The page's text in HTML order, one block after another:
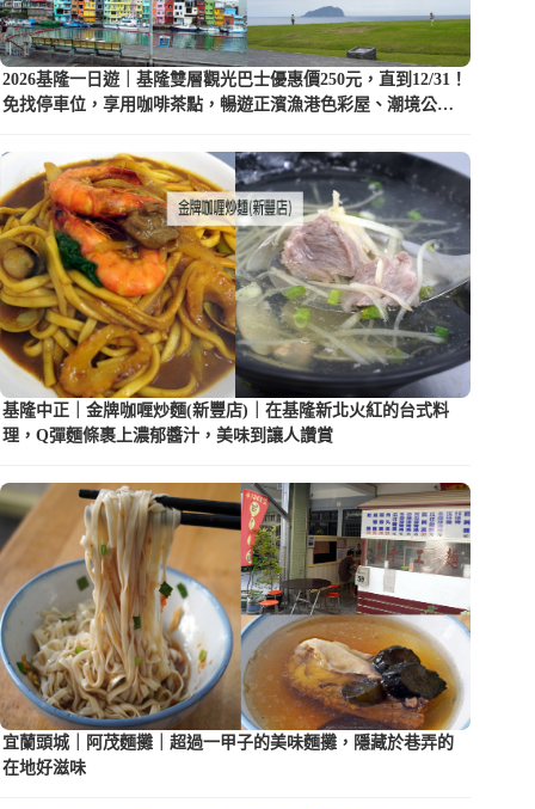
2026基隆一日遊｜基隆雙層觀光巴士優惠價250元，直到12/31！
免找停車位，享用咖啡茶點，暢遊正濱漁港色彩屋、潮境公園
基隆中正｜金牌咖喱炒麵(新豐店)｜在基隆新北火紅的台式料
理，Q彈麵條裹上濃郁醬汁，美味到讓人讚賞
宜蘭頭城｜阿茂麵攤｜超過一甲子的美味麵攤，隱藏於巷弄的
在地好滋味